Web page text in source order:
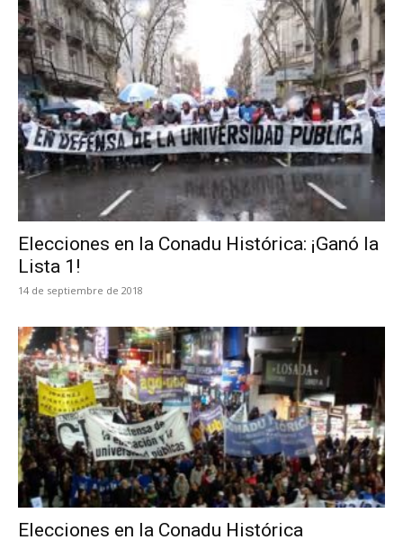
Elecciones en la Conadu Histórica: ¡Ganó la
Lista 1!
14 de septiembre de 2018
Elecciones en la Conadu Histórica